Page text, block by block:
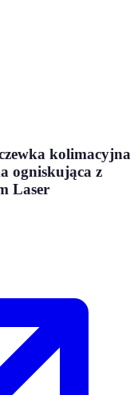
kolimacyjna
ogniskująca z
Laser